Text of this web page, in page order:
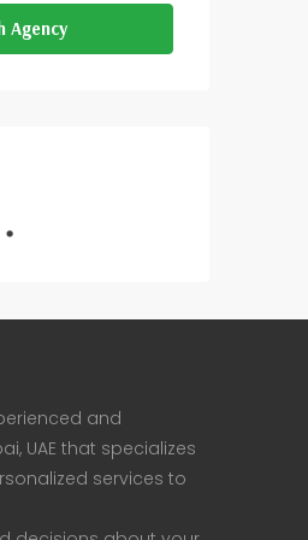
Agency
and
UAE that specializes
services to